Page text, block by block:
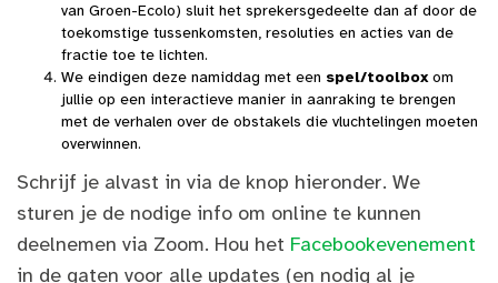
van Groen-Ecolo) sluit het sprekersgedeelte dan af door de
toekomstige tussenkomsten, resoluties en acties van de
fractie toe te lichten.
We eindigen deze namiddag met een spel/toolbox om
jullie op een interactieve manier in aanraking te brengen
met de verhalen over de obstakels die vluchtelingen moeten
overwinnen.
Schrijf je alvast in via de knop hieronder. We
sturen je de nodige info om online te kunnen
deelnemen via Zoom. Hou het Facebookevenement
in de gaten voor alle updates (en nodig al je